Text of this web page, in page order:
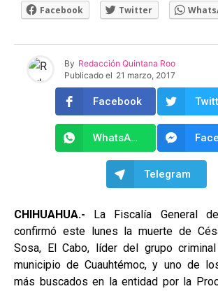
Facebook Twitter
By Redacción Quintana Roo
Publicado el 21 marzo, 2017
Facebook
WhatsApp
Telegram
CHIHUAHUA.- La Fiscalía General
confirmó este lunes la muerte de
Sosa, El Cabo, líder del grupo
municipio de Cuauhtémoc, y uno de
más buscados en la entidad por la